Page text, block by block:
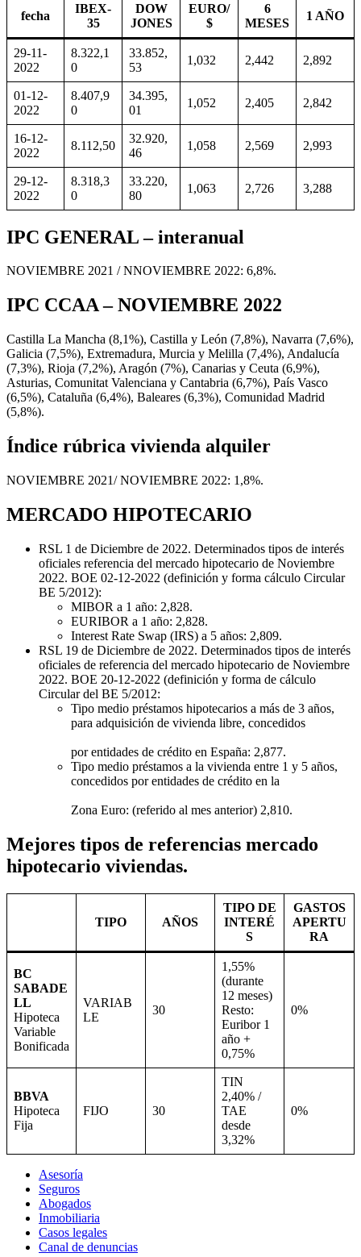
fecha
IBEX-
35
DOW
JONES
EURO/
$
6
MESES
1 AÑO
29-11-
2022
8.322,1
0
33.852,
53
1,032 2,442 2,892
01-12-
2022
8.407,9
0
34.395,
01
1,052 2,405 2,842
16-12-
2022
8.112,50
32.920,
46
1,058 2,569 2,993
29-12-
2022
8.318,3
0
33.220,
80
1,063 2,726 3,288
IPC GENERAL – interanual
NOVIEMBRE 2021 / NNOVIEMBRE 2022: 6,8%.
IPC CCAA – NOVIEMBRE 2022
Castilla La Mancha (8,1%), Castilla y León (7,8%), Navarra (7,6%),
Galicia (7,5%), Extremadura, Murcia y Melilla (7,4%), Andalucía
(7,3%), Rioja (7,2%), Aragón (7%), Canarias y Ceuta (6,9%),
Asturias, Comunitat Valenciana y Cantabria (6,7%), País Vasco
(6,5%), Cataluña (6,4%), Baleares (6,3%), Comunidad Madrid
(5,8%).
Índice rúbrica vivienda alquiler
NOVIEMBRE 2021/ NOVIEMBRE 2022: 1,8%.
MERCADO HIPOTECARIO
RSL 1 de Diciembre de 2022. Determinados tipos de interés
oficiales referencia del mercado hipotecario de Noviembre
2022. BOE 02-12-2022 (definición y forma cálculo Circular
BE 5/2012):
MIBOR a 1 año: 2,828.
EURIBOR a 1 año: 2,828.
Interest Rate Swap (IRS) a 5 años: 2,809.
RSL 19 de Diciembre de 2022. Determinados tipos de interés
oficiales de referencia del mercado hipotecario de Noviembre
2022. BOE 20-12-2022 (definición y forma de cálculo
Circular del BE 5/2012:
Tipo medio préstamos hipotecarios a más de 3 años,
para adquisición de vivienda libre, concedidos
por entidades de crédito en España: 2,877.
Tipo medio préstamos a la vivienda entre 1 y 5 años,
concedidos por entidades de crédito en la
Zona Euro: (referido al mes anterior) 2,810.
Mejores tipos de referencias mercado
hipotecario viviendas.
TIPO AÑOS
TIPO DE
INTERÉ
S
GASTOS
APERTU
RA
BC
SABADE
LL
Hipoteca
Variable
Bonificada
VARIAB
LE
30
1,55%
(durante
12 meses)
Resto:
Euribor 1
año +
0,75%
0%
BBVA
Hipoteca
Fija
FIJO 30
TIN
2,40% /
TAE
desde
3,32%
0%
Asesoría
Seguros
Abogados
Inmobiliaria
Casos legales
Canal de denuncias